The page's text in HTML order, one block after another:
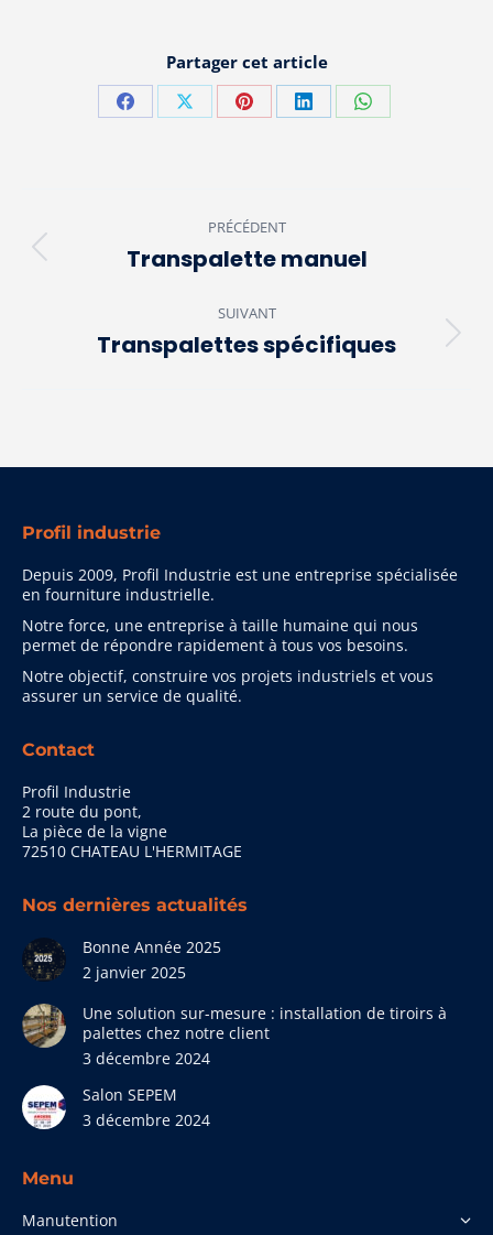
Partager cet article
PartagerPartagerPartagerPartagerPartager
Navigation
de
commentaire
PRÉCÉDENT
Onglet
Transpalette manuel
SUIVANT
Projets
Transpalettes spécifiques
Profil industrie
Depuis 2009, Profil Industrie est une entreprise spécialisée
en fourniture industrielle.
Notre force, une entreprise à taille humaine qui nous
permet de répondre rapidement à tous vos besoins.
Notre objectif, construire vos projets industriels et vous
assurer un service de qualité.
Contact
Profil Industrie
2 route du pont,
La pièce de la vigne
72510 CHATEAU L'HERMITAGE
Nos dernières actualités
Bonne Année 2025
2 janvier 2025
Une solution sur-mesure : installation de tiroirs à
palettes chez notre client
3 décembre 2024
Salon SEPEM
3 décembre 2024
Menu
Manutention